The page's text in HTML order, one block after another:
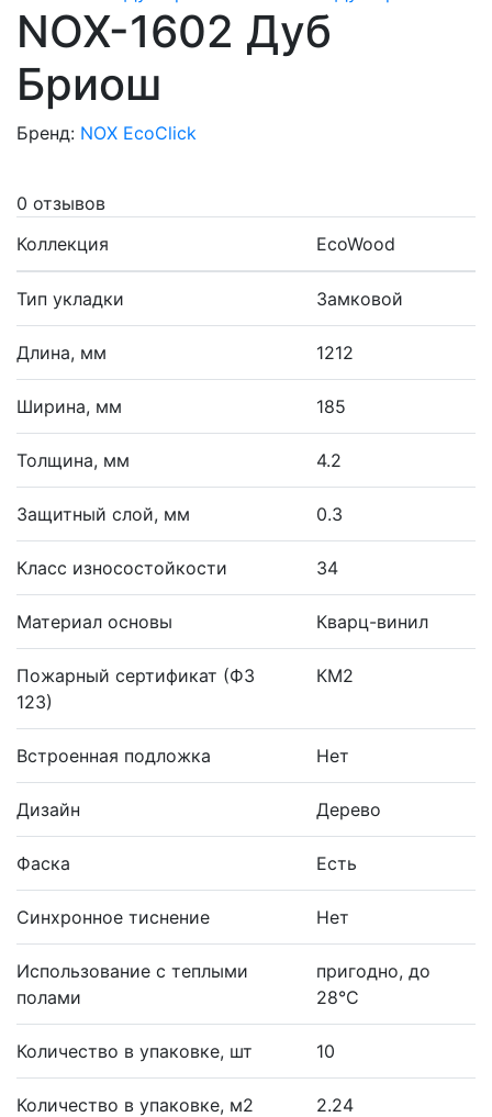
NOX-1602 Дуб
Бриош
Бренд: NOX EcoClick
0 отзывов
Коллекция
EcoWood
Тип укладки Замковой
Длина, мм 1212
Ширина, мм 185
Толщина, мм 4.2
Защитный слой, мм 0.3
Класс износостойкости 34
Материал основы Кварц-винил
Пожарный сертификат (ФЗ
123)
КМ2
Встроенная подложка Нет
Дизайн Дерево
Фаска Есть
Синхронное тиснение Нет
Использование с теплыми
полами
пригодно, до
28°С
Количество в упаковке, шт 10
Количество в упаковке, м2 2.24